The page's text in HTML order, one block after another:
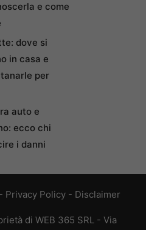
e come
dove si
in casa e
per
auto e
ecco chi
i danni
- Privacy Policy - Disclaimer
di WEB 365 SRL - Via